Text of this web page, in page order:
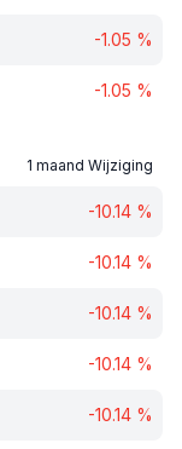
-1.05 %
-1.05 %
1 maand Wijziging
-10.14 %
-10.14 %
-10.14 %
-10.14 %
-10.14 %